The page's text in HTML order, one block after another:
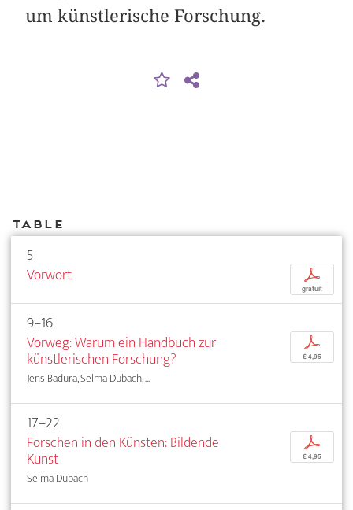
um künstlerische Forschung.
Table
5
Vorwort
p
gratuit
9–16
Vorweg: Warum ein Handbuch zur
künstlerischen Forschung?
Jens Badura, Selma Dubach, ...
p
€ 4,95
17–22
Forschen in den Künsten: Bildende
Kunst
Selma Dubach
p
€ 4,95